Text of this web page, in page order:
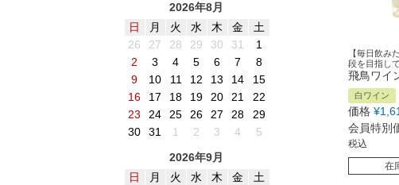
2026年8月
日
月 火 水 木 金
土
26
27 28 29 30 31
1
2
3 4 5 6 7
8
9
10 11 12 13 14
15
16
17 18 19 20 21
22
23
24 25 26 27 28
29
30
31 1 2 3 4
5
2026年9月
日
月 火 水 木 金
土
【毎日飲み
段を目指して
飛鳥ワイ
白ワイン
価格 ¥
会員特別
税込
在